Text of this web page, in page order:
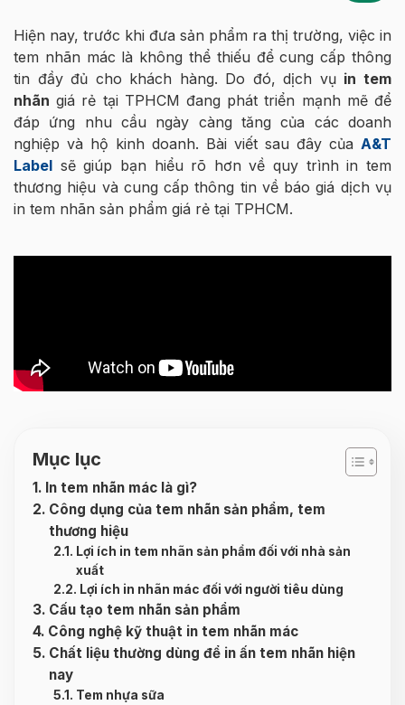
Hiện nay, trước khi đưa sản phẩm ra thị trường, việc in
tem nhãn mác là không thể thiếu để cung cấp thông
tin đầy đủ cho khách hàng. Do đó, dịch vụ in tem
nhãn giá rẻ tại TPHCM đang phát triển mạnh mẽ để
đáp ứng nhu cầu ngày càng tăng của các doanh
nghiệp và hộ kinh doanh. Bài viết sau đây của A&T
Label sẽ giúp bạn hiểu rõ hơn về quy trình in tem
thương hiệu và cung cấp thông tin về báo giá dịch vụ
in tem nhãn sản phẩm giá rẻ tại TPHCM.
Mục lục
In tem nhãn mác là gì?
Công dụng của tem nhãn sản phẩm, tem
thương hiệu
Lợi ích in tem nhãn sản phẩm đối với nhà sản
xuất
Lợi ích in nhãn mác đối với người tiêu dùng
Cấu tạo tem nhãn sản phẩm
Công nghệ kỹ thuật in tem nhãn mác
Chất liệu thường dùng để in ấn tem nhãn hiện
nay
Tem nhựa sữa